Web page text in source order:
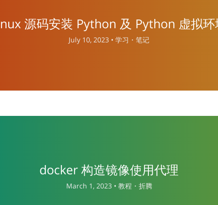
源码安装 Python 及 Python 虚拟环
July 10, 2023 • 学习・笔记
docker 构造镜像使用代理
March 1, 2023 • 教程・折腾